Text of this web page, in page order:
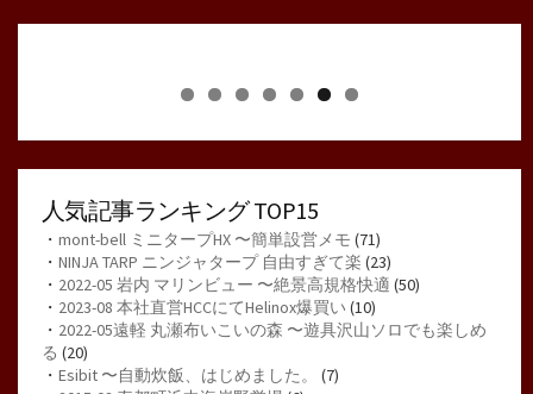
人気記事ランキング TOP15
・ mont-bell ミニタープHX 〜簡単設営メモ (71)
・ NINJA TARP ニンジャタープ 自由すぎて楽 (23)
・ 2022-05 岩内 マリンビュー 〜絶景高規格快適 (50)
・ 2023-08 本社直営HCCにてHelinox爆買い (10)
・ 2022-05遠軽 丸瀬布いこいの森 〜遊具沢山ソロでも楽しめ
る (20)
・ Esibit 〜自動炊飯、はじめました。
(7)